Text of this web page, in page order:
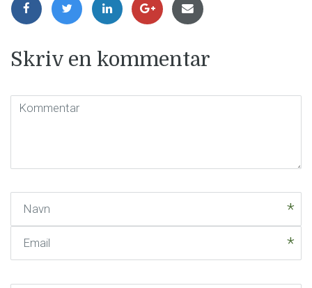
Skriv en kommentar
Kommentar